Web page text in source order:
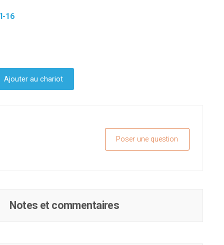
16
Ajouter au chariot
Poser une question
Notes et commentaires